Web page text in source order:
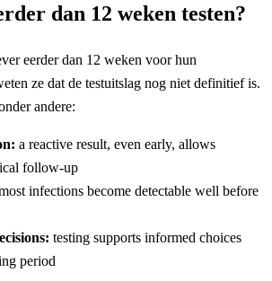
dan 12 weken testen?
eerder dan 12 weken voor hun
ze dat de testuitslag nog niet definitief is.
andere:
a reactive result, even early, allows
follow-up
infections become detectable well before
testing supports informed choices
period